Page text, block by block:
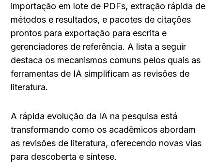
importação em lote de PDFs, extração rápida de
métodos e resultados, e pacotes de citações
prontos para exportação para escrita e
gerenciadores de referência. A lista a seguir
destaca os mecanismos comuns pelos quais as
ferramentas de IA simplificam as revisões de
literatura.
A rápida evolução da IA na pesquisa está
transformando como os acadêmicos abordam
as revisões de literatura, oferecendo novas vias
para descoberta e síntese.